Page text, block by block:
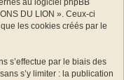
au logiciel phpBB
DU LION ». Ceux-ci
les cookies créés par le
s’effectue par le biais des
s’y limiter : la publication